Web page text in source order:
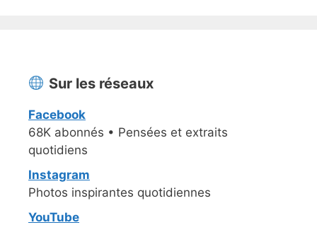
Sur les réseaux
Facebook
68K abonnés • Pensées et extraits
quotidiens
Instagram
Photos inspirantes quotidiennes
YouTube